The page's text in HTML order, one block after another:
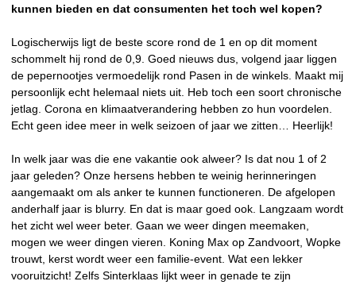
kunnen bieden en dat consumenten het toch wel kopen?
Logischerwijs ligt de beste score rond de 1 en op dit moment
schommelt hij rond de 0,9. Goed nieuws dus, volgend jaar liggen
de pepernootjes vermoedelijk rond Pasen in de winkels. Maakt mij
persoonlijk echt helemaal niets uit. Heb toch een soort chronische
jetlag. Corona en klimaatverandering hebben zo hun voordelen.
Echt geen idee meer in welk seizoen of jaar we zitten… Heerlijk!
In welk jaar was die ene vakantie ook alweer? Is dat nou 1 of 2
jaar geleden? Onze hersens hebben te weinig herinneringen
aangemaakt om als anker te kunnen functioneren. De afgelopen
anderhalf jaar is blurry. En dat is maar goed ook. Langzaam wordt
het zicht wel weer beter. Gaan we weer dingen meemaken,
mogen we weer dingen vieren. Koning Max op Zandvoort, Wopke
trouwt, kerst wordt weer een familie-event. Wat een lekker
vooruitzicht! Zelfs Sinterklaas lijkt weer in genade te zijn